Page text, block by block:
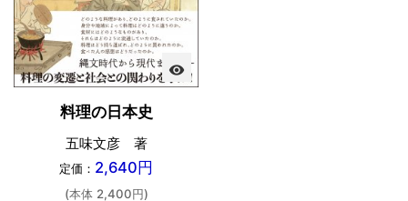
visibility
料理の日本史
五味文彦 著
定価： 2,640円
(本体 2,400円)